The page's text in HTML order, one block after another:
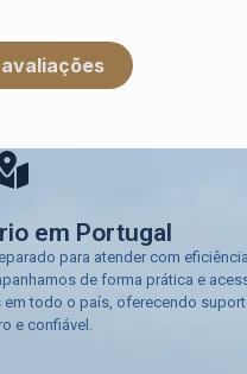
em Portugal
para atender com
de forma prática e
todo o país, oferecendo
e confiável.